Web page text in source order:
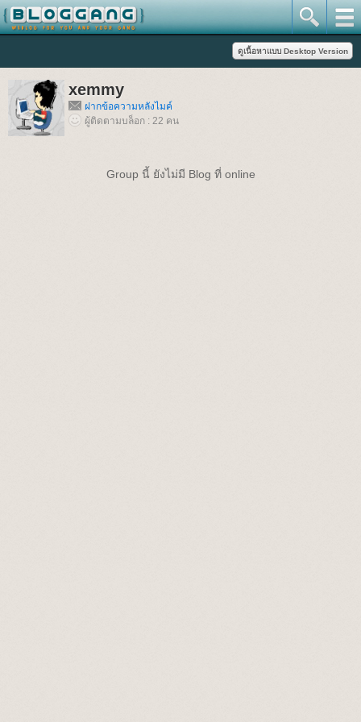
xemmy
ฝากข้อความหลังไมค์
ผู้ติดตามบล็อก : 22 คน
Group นี้ ยังไม่มี Blog ที่ online